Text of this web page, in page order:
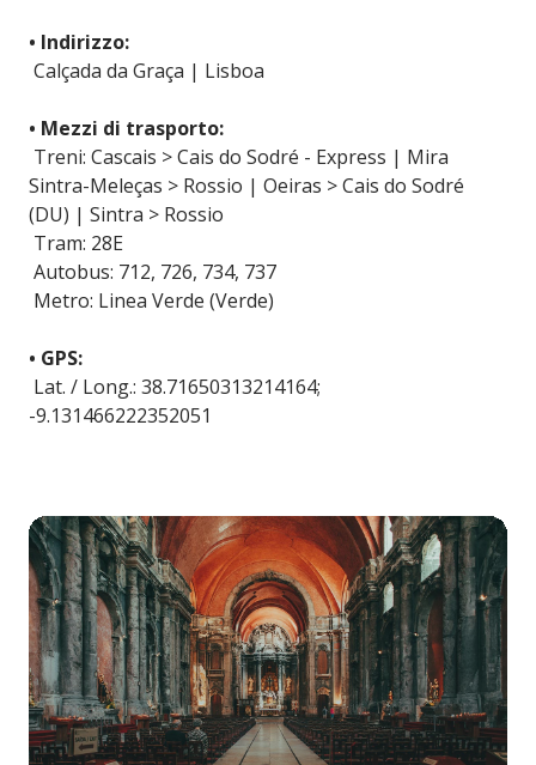
• Indirizzo:
Calçada da Graça | Lisboa
• Mezzi di trasporto:
Treni: Cascais > Cais do Sodré - Express | Mira
Sintra-Meleças > Rossio | Oeiras > Cais do Sodré
(DU) | Sintra > Rossio
Tram: 28E
Autobus: 712, 726, 734, 737
Metro: Linea Verde (Verde)
• GPS:
Lat. / Long.: 38.71650313214164;
-9.131466222352051